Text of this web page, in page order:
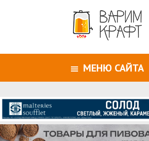
МЕНЮ САЙТА